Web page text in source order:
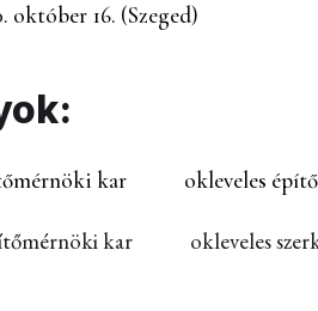
október 16. (Szeged)
kar okleveles
kar okleveles